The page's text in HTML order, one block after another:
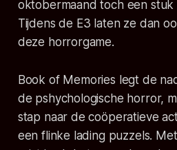
oktobermaand toch een stuk
Tijdens de E3 laten ze dan
deze horrorgame.
Book of Memories legt de
de pshychologische horror,
stap naar de coöperatieve
een flinke lading puzzels.